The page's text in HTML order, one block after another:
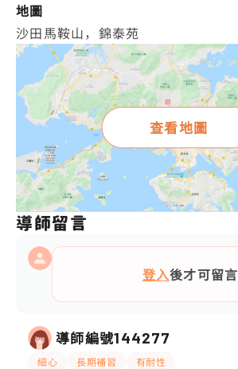
地圖
沙田馬鞍山，錦泰苑
查看地圖
導師留言
登入後才可留言
導師編號144277
細心 長期補習 有耐性